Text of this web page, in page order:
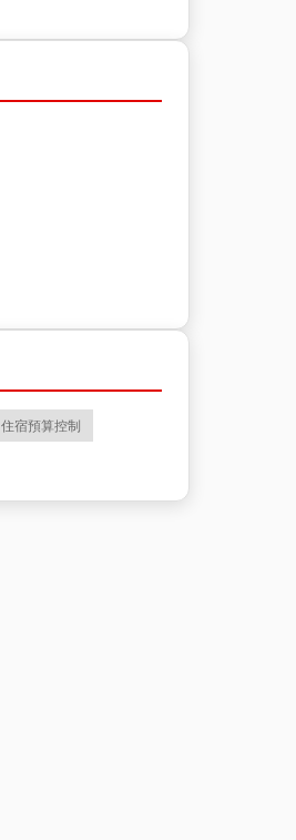
住宿預算控制